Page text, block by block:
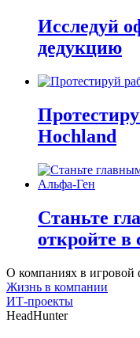
Исследуй
дедукцию
Hochland
Станьте
откройте в
О компаниях в игровой
Жизнь в компании
ИТ-проекты
HeadHunter